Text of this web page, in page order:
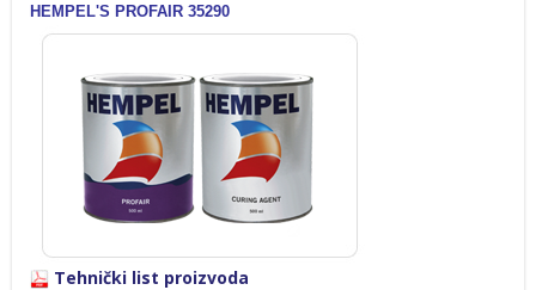
HEMPEL'S PROFAIR 35290
Tehnički list proizvoda